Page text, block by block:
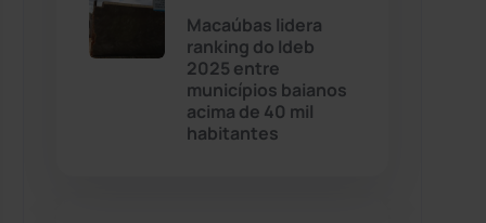
Caturama
Chapada Diamantina (430)
Macaúbas lidera
ranking do Ideb
2025 entre
municípios baianos
acima de 40 mil
habitantes